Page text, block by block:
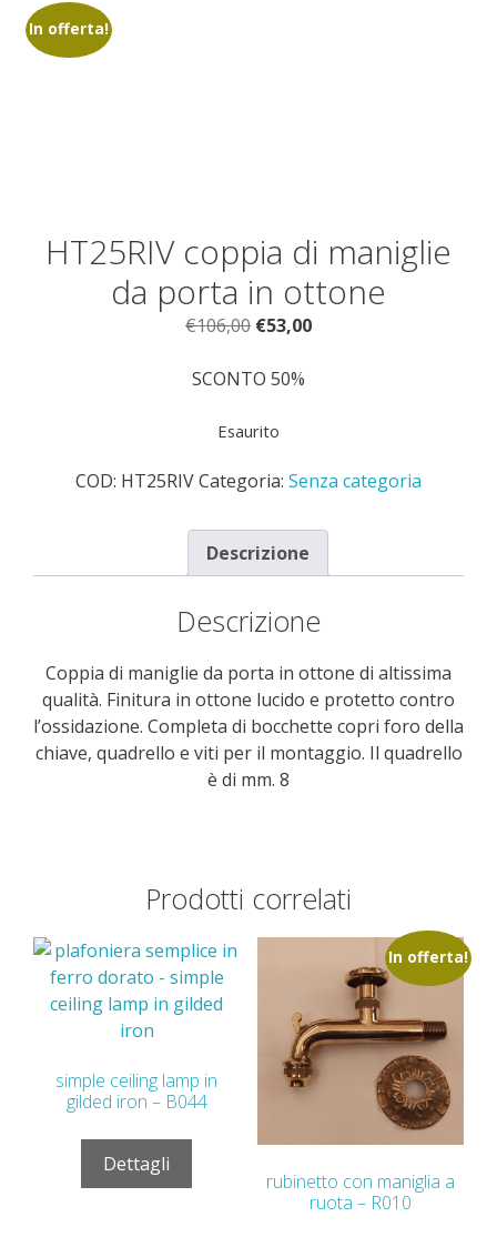
In offerta!
HT25RIV coppia di maniglie
da porta in ottone
€106,00 Il
originale
€106,00.
€53,00Il
SCONTO 50%
Esaurito
COD: HT25RIVCategoria: Senza categoria
Descrizione
Descrizione
Coppia di maniglie da porta in ottone di altissima
qualità. Finitura in ottone lucido e protetto contro
l’ossidazione. Completa di bocchette copri foro della
chiave, quadrello e viti per il montaggio. Il quadrello
è di mm. 8
Prodotti correlati
simple ceiling lamp in
gilded iron – B044
Dettagli
In offerta!
rubinetto con maniglia a
ruota – R010